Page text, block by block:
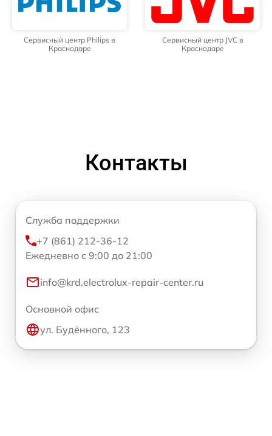
Сервисный центр Philips в
Краснодаре
Сервисный центр JVC в
Краснодаре
Контакты
Служба поддержки
+7 (861) 212-36-12
Ежедневно с 9:00 до 21:00
info@krd.electrolux-repair-center.ru
Основной офис
ул. Будённого, 123